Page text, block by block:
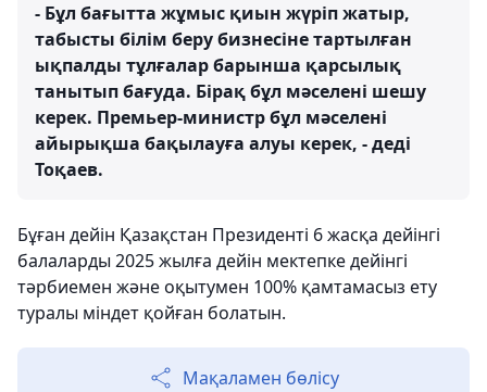
- Бұл бағытта жұмыс қиын жүріп жатыр,
табысты білім беру бизнесіне тартылған
ықпалды тұлғалар барынша қарсылық
танытып бағуда. Бірақ бұл мәселені шешу
керек. Премьер-министр бұл мәселені
айырықша бақылауға алуы керек, - деді
Тоқаев.
Бұған дейін Қазақстан Президенті 6 жасқа дейінгі
балаларды 2025 жылға дейін мектепке дейінгі
тәрбиемен және оқытумен 100% қамтамасыз ету
туралы міндет қойған болатын.
Мақаламен бөлісу